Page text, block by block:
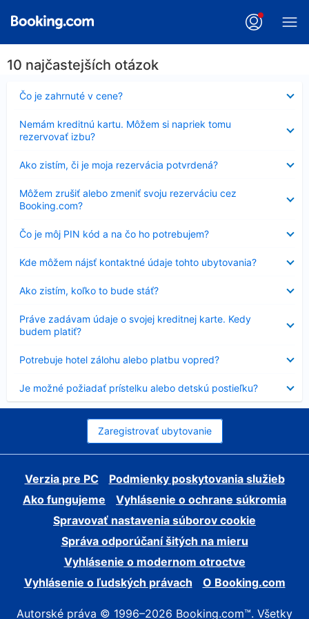
10 najčastejších otázok
Čo je zahrnuté v cene?
Nezobrazuje
sa
Nemám kreditnú kartu. Môžem si napriek tomu
rezervovať izbu?
sa
Ako zistím, či je moja rezervácia potvrdená?
sa
Môžem zrušiť alebo zmeniť svoju rezerváciu cez
Booking.com?
sa
Čo je môj PIN kód a na čo ho potrebujem?
Nezobrazuje
sa
Kde môžem nájsť kontaktné údaje tohto ubytovania?
sa
Ako zistím, koľko to bude stáť?
sa
Práve zadávam údaje o svojej kreditnej karte. Kedy
budem platiť?
sa
Potrebuje hotel zálohu alebo platbu vopred?
sa
Je možné požiadať prístelku alebo detskú postieľku?
sa
Zaregistrovať ubytovanie
Verzia pre PC
Podmienky poskytovania služieb
Ako fungujeme
Vyhlásenie o ochrane súkromia
Spravovať nastavenia súborov cookie
Správa odporúčaní šitých na mieru
Vyhlásenie o modernom otroctve
Vyhlásenie o ľudských právach
O Booking.com
Autorské práva © 1996–2026 Booking.com™. Všetky